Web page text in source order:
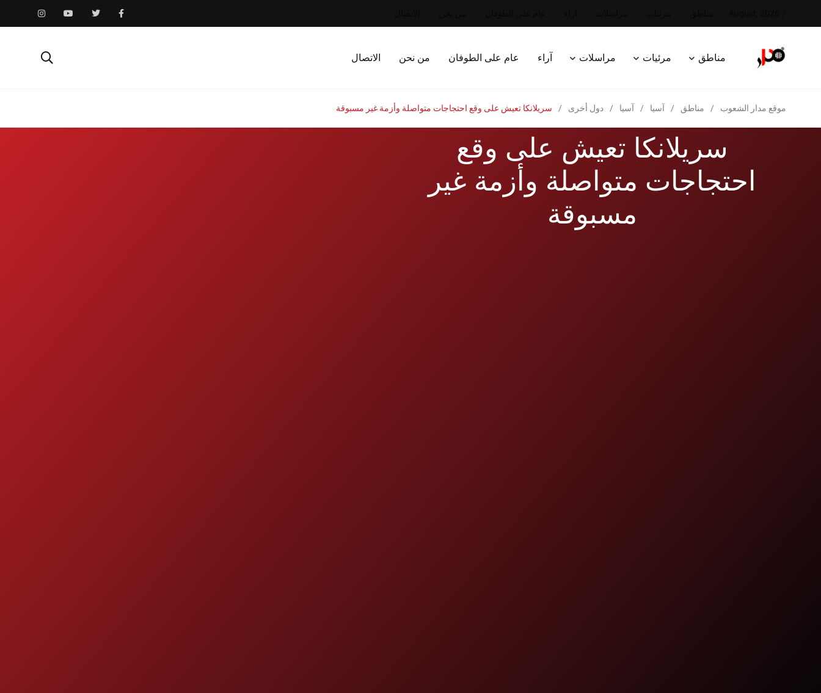
مناطق مرئيات مراسلات آراء عام على الطوفان من نحن الاتصال
موقع مدار الشعوب / مناطق / آسيا / آسيا / دول أخرى / سريلانكا تعيش على وقع احتجاجات متواصلة وأزمة غير مسبوقة
سريلانكا تعيش على وقع
احتجاجات متواصلة وأزمة غير
مسبوقة